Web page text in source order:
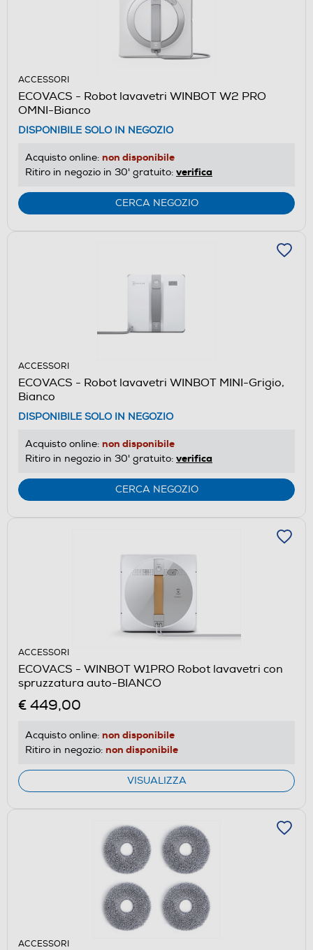
ACCESSORI
ECOVACS - Robot lavavetri WINBOT W2 PRO
OMNI-Bianco
DISPONIBILE SOLO IN NEGOZIO
Acquisto online: non disponibile
Ritiro in negozio in 30' gratuito: verifica
CERCA NEGOZIO
ACCESSORI
ECOVACS - Robot lavavetri WINBOT MINI-Grigio,
Bianco
DISPONIBILE SOLO IN NEGOZIO
Acquisto online: non disponibile
Ritiro in negozio in 30' gratuito: verifica
CERCA NEGOZIO
ACCESSORI
ECOVACS - WINBOT W1PRO Robot lavavetri con
spruzzatura auto-BIANCO
€ 449,00
Acquisto online: non disponibile
Ritiro in negozio: non disponibile
VISUALIZZA
ACCESSORI